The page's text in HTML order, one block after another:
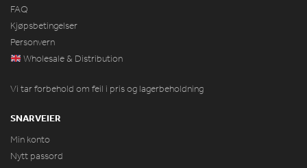
FAQ
Kjøpsbetingelser
Personvern
Wholesale & Distribution
Vi tar forbehold om feil i pris og lagerbeholdning
SNARVEIER
Min konto
Nytt passord